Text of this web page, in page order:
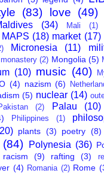
(83) love (49)
(34) Mali (1)
MAPS (18) market (17)
Micronesia (11)
monastery (2) Mongolia (5)
(10) music (40)
(4) nazism (6)
(5) nuclear (14)
(2) Palau (10)
Philippines (1)
plants (3) poetry (8)
(84) Polynesia (36)
racism (9) rafting (3)
(4) Romania (2) Rome